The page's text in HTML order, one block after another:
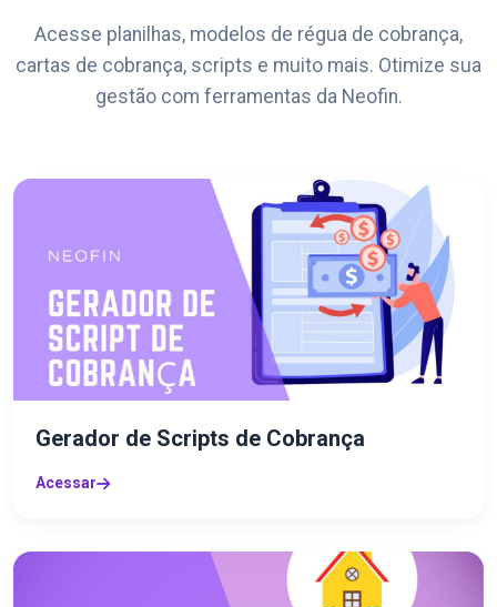
Acesse planilhas, modelos de régua de cobrança,
cartas de cobrança, scripts e muito mais. Otimize sua
gestão com ferramentas da Neofin.
Gerador de Scripts de Cobrança
Acessar